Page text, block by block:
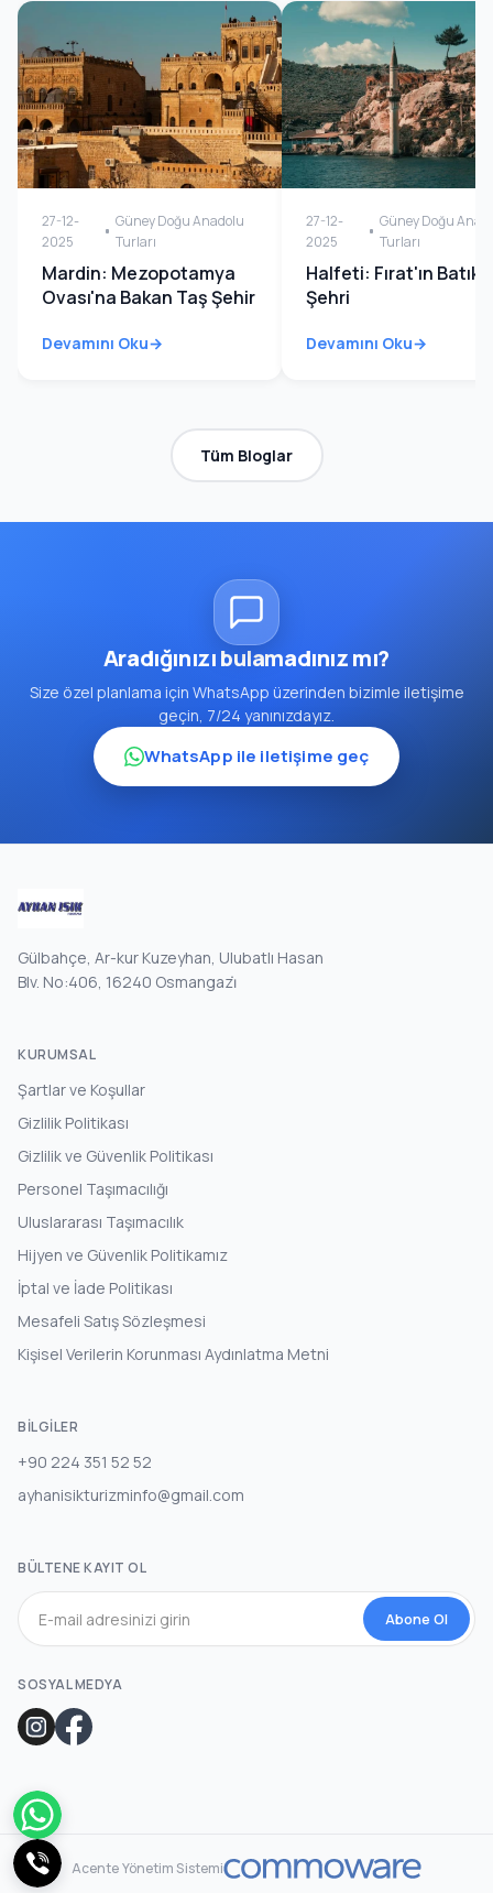
27-12-
2025
Güney Doğu Anadolu
Turları
Mardin: Mezopotamya
Ovası'na Bakan Taş Şehir
Devamını Oku
27-12-
2025
Güney Doğu
Turları
Halfeti: Fırat'ın Batık
Şehri
Devamını Oku
Tüm Bloglar
Aradığınızı bulamadınız mı?
Size özel planlama için WhatsApp üzerinden bizimle iletişime
geçin, 7/24 yanınızdayız.
WhatsApp ile iletişime geç
Gülbahçe, Ar-kur Kuzeyhan, Ulubatlı Hasan
Blv. No:406, 16240 Osmangazi̇
KURUMSAL
Şartlar ve Koşullar
Gizlilik Politikası
Gizlilik ve Güvenlik Politikası
Personel Taşımacılığı
Uluslararası Taşımacılık
Hijyen ve Güvenlik Politikamız
İptal ve İade Politikası
Mesafeli Satış Sözleşmesi
Kişisel Verilerin Korunması Aydınlatma Metni
BILGILER
+90 224 351 52 52
ayhanisikturizminfo@gmail.com
BÜLTENE KAYIT OL
Abone Ol
SOSYAL MEDYA
Acente Yönetim Sistemi